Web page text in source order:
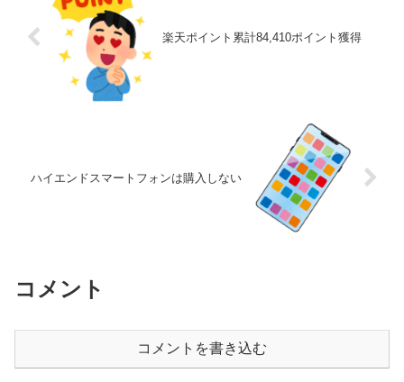
楽天ポイント累計84,410ポイント獲得
ハイエンドスマートフォンは購入しない
コメント
コメントを書き込む